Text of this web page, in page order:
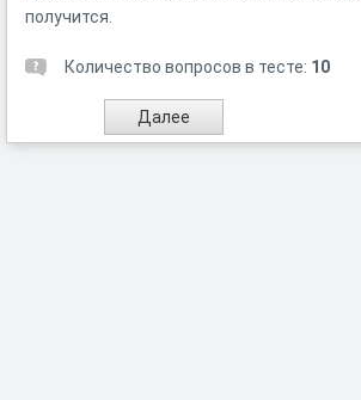
получится.
Количество вопросов в тесте: 10